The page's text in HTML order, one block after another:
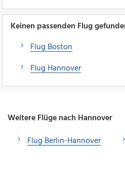
Keinen passenden Flug
Flug Boston
Flug Hannover
Weitere Flüge nach Hannover
Flug Berlin-Hannover